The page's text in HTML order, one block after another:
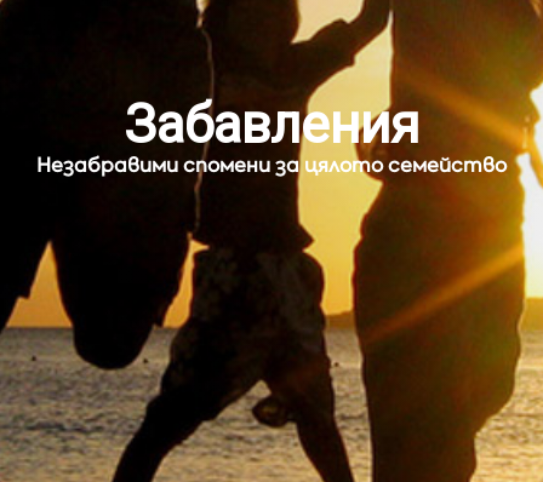
Забавления
Незабравими спомени за цялото семейство